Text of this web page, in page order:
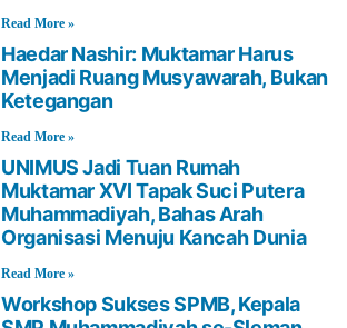
Read More »
Haedar Nashir: Muktamar Harus
Menjadi Ruang Musyawarah, Bukan
Ketegangan
Read More »
UNIMUS Jadi Tuan Rumah
Muktamar XVI Tapak Suci Putera
Muhammadiyah, Bahas Arah
Organisasi Menuju Kancah Dunia
Read More »
Workshop Sukses SPMB, Kepala